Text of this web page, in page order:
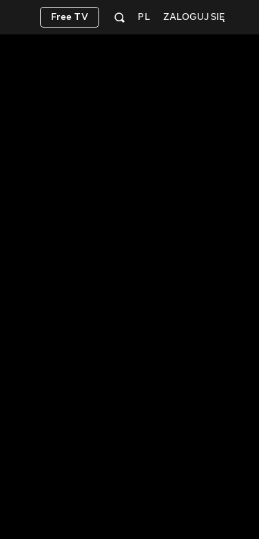
ZALOGUJ SIĘ
PL
Free TV